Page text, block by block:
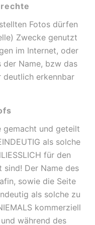
Fotos dürfen
Zwecke genutzt
im Internet, oder
der Name, bzw das
erkennbar
und geteilt
als solche
für den
sind! Der Name des
sowie die Seite
als solche zu
kommerziell
während des